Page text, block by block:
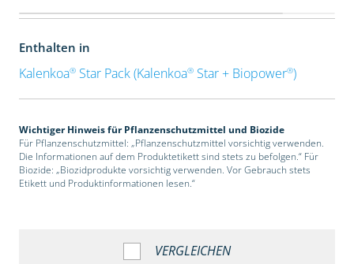
Enthalten in
Kalenkoa®Star Pack (Kalenkoa®Star + Biopower®)
Wichtiger Hinweis für Pflanzenschutzmittel und Biozide
Für Pflanzenschutzmittel: „Pflanzenschutzmittel vorsichtig verwenden.
Die Informationen auf dem Produktetikett sind stets zu befolgen.“ Für
Biozide: „Biozidprodukte vorsichtig verwenden. Vor Gebrauch stets
Etikett und Produktinformationen lesen.“
VERGLEICHEN